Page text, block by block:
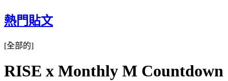
熱門貼文
[全部的]
RISE x Monthly M Countdown